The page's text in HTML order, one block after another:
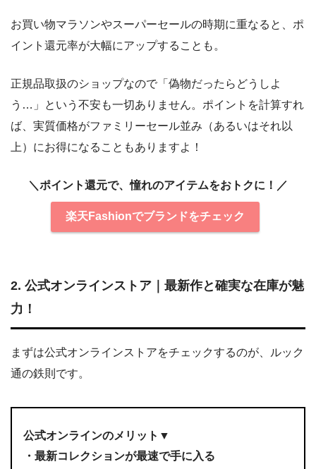
お買い物マラソンやスーパーセールの時期に重なると、ポ
イント還元率が大幅にアップすることも。
正規品取扱のショップなので「偽物だったらどうしよ
う…」という不安も一切ありません。ポイントを計算すれ
ば、実質価格がファミリーセール並み（あるいはそれ以
上）にお得になることもありますよ！
＼ポイント還元で、憧れのアイテムをおトクに！／
楽天Fashionでブランドをチェック
2. 公式オンラインストア｜最新作と確実な在庫が魅
力！
まずは公式オンラインストアをチェックするのが、ルック
通の鉄則です。
公式オンラインのメリット▼
・最新コレクションが最速で手に入る